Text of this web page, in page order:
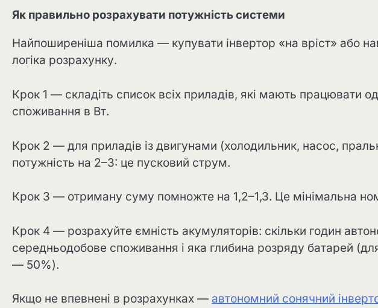
Як правильно розрахувати потужність системи
Найпоширеніша помилка — купувати інвертор «на вріст» або
логіка розрахунку.
Крок 1 — складіть список всіх приладів, які мають працювати
споживання в Вт.
Крок 2 — для приладів із двигунами (холодильник, насос,
потужність на 2–3: це пусковий струм.
Крок 3 — отриману суму помножте на 1,2–1,3. Це мінімальна
Крок 4 — розрахуйте ємність акумуляторів: скільки годин
середньодобове споживання і яка глибина розряду батарей
— 50%).
Якщо не впевнені в розрахунках — автономний сонячний